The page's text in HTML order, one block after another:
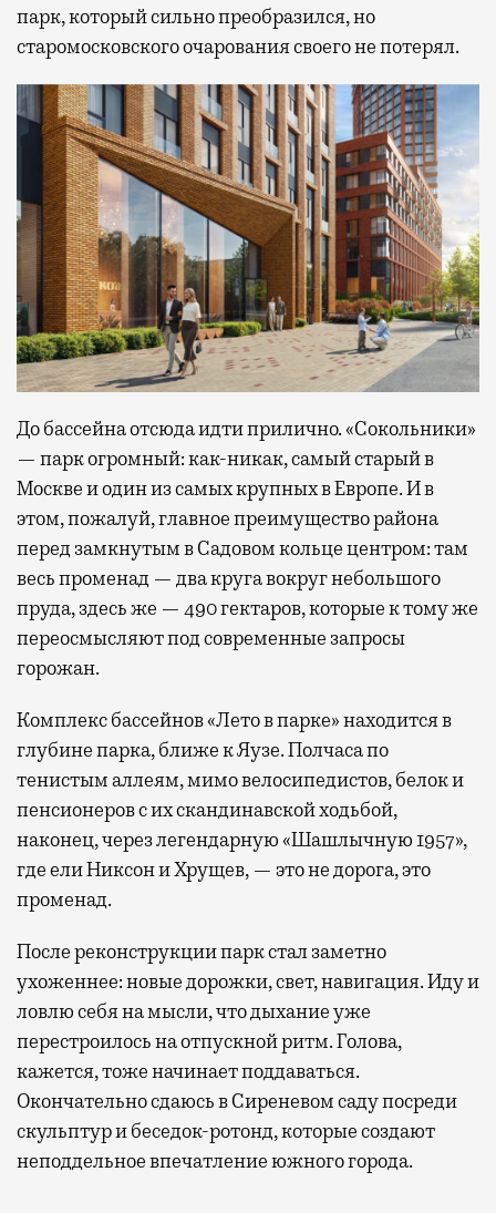
парк, который сильно преобразился, но
старомосковского очарования своего не потерял.
До бассейна отсюда идти прилично. «Сокольники»
— парк огромный: как-никак, самый старый в
Москве и один из самых крупных в Европе. И в
этом, пожалуй, главное преимущество района
перед замкнутым в Садовом кольце центром: там
весь променад — два круга вокруг небольшого
пруда, здесь же — 490 гектаров, которые к тому же
переосмысляют под современные запросы
горожан.
Комплекс бассейнов «Лето в парке» находится в
глубине парка, ближе к Яузе. Полчаса по
тенистым аллеям, мимо велосипедистов, белок и
пенсионеров с их скандинавской ходьбой,
наконец, через легендарную «Шашлычную 1957»,
где ели Никсон и Хрущев, — это не дорога, это
променад.
После реконструкции парк стал заметно
ухоженнее: новые дорожки, свет, навигация. Иду и
ловлю себя на мысли, что дыхание уже
перестроилось на отпускной ритм. Голова,
кажется, тоже начинает поддаваться.
Окончательно сдаюсь в Сиреневом саду посреди
скульптур и беседок-ротонд, которые создают
неподдельное впечатление южного города.